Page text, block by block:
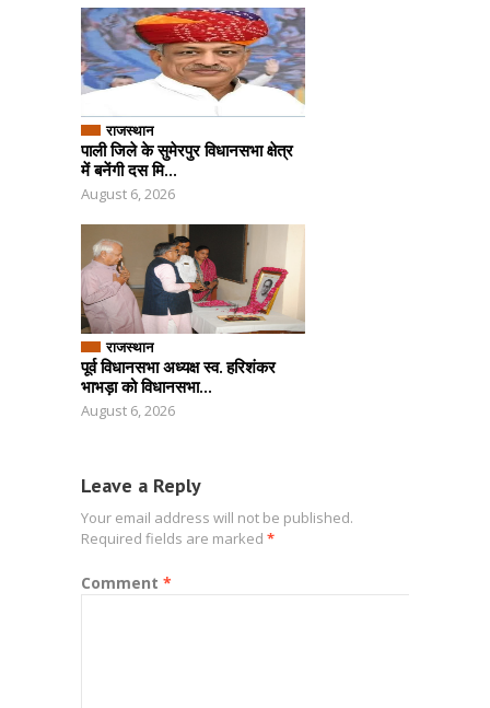
राजस्थान
पाली जिले के सुमेरपुर विधानसभा क्षेत्र
में बनेंगी दस मि...
August 6, 2026
राजस्थान
पूर्व विधानसभा अध्यक्ष स्व. हरिशंकर
भाभड़ा को विधानसभा...
August 6, 2026
Leave a Reply
Your email address will not be published.
Required fields are marked *
Comment *